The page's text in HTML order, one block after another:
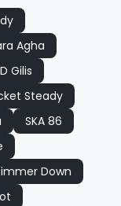
Agha
Gilis
Steady
SKA 86
Down